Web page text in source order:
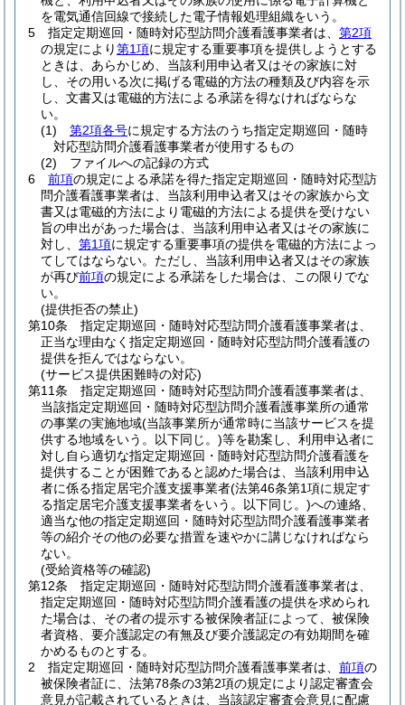
を電気通信回線で接続した電子情報処理組織をいう。
5
指定定期巡回・随時対応型訪問介護看護事業者は、 第2項
の規定により第1項に規定する重要事項を提供しようとする
ときは、あらかじめ、当該利用申込者又はその家族に対
し、その用いる次に掲げる電磁的方法の種類及び内容を示
し、文書又は電磁的方法による承諾を得なければならな
い。
(1)
第2項各号に規定する方法のうち指定定期巡回・随時
対応型訪問介護看護事業者が使用するもの
(2)
ファイルへの記録の方式
6
前項の規定による承諾を得た指定定期巡回・随時対応型訪
問介護看護事業者は、当該利用申込者又はその家族から文
書又は電磁的方法により電磁的方法による提供を受けない
旨の申出があった場合は、当該利用申込者又はその家族に
対し、 第1項に規定する重要事項の提供を電磁的方法によっ
てしてはならない。 ただし、当該利用申込者又はその家族
が再び前項の規定による承諾をした場合は、この限りでな
い。
(提供拒否の禁止)
第10条
指定定期巡回・随時対応型訪問介護看護事業者は、
正当な理由なく指定定期巡回・随時対応型訪問介護看護の
提供を拒んではならない。
(サービス提供困難時の対応)
第11条
指定定期巡回・随時対応型訪問介護看護事業者は、
当該指定定期巡回・随時対応型訪問介護看護事業所の通常
の事業の実施地域(当該事業所が通常時に当該サービスを提
供する地域をいう。以下同じ。)等を勘案し、利用申込者に
対し自ら適切な指定定期巡回・随時対応型訪問介護看護を
提供することが困難であると認めた場合は、当該利用申込
者に係る指定居宅介護支援事業者(法第46条第1項に規定す
る指定居宅介護支援事業者をいう。以下同じ。)への連絡、
適当な他の指定定期巡回・随時対応型訪問介護看護事業者
等の紹介その他の必要な措置を速やかに講じなければなら
ない。
(受給資格等の確認)
第12条
指定定期巡回・随時対応型訪問介護看護事業者は、
指定定期巡回・随時対応型訪問介護看護の提供を求められ
た場合は、その者の提示する被保険者証によって、被保険
者資格、要介護認定の有無及び要介護認定の有効期間を確
かめるものとする。
2
指定定期巡回・随時対応型訪問介護看護事業者は、 前項の
被保険者証に、法第78条の3第2項の規定により認定審査会
意見が記載されているときは、当該認定審査会意見に配慮